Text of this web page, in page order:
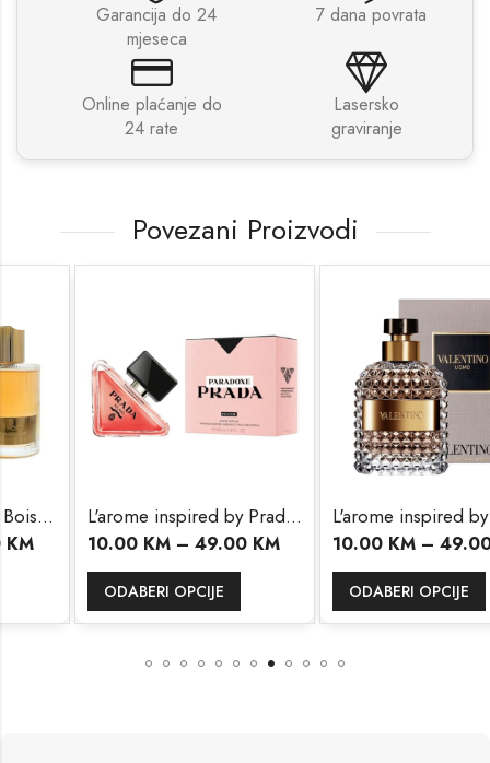
Garancija do 24
mjeseca
7 dana povrata
Online plaćanje do
24 rate
Lasersko
graviranje
Povezani Proizvodi
L'arome inspired by Prada Paradoxe
10.00KM – 49.00KM
ODABERI OPCIJE
L'arome inspired by Valentino Uomo
10.00KM – 49.00KM
ODABERI OPCIJE